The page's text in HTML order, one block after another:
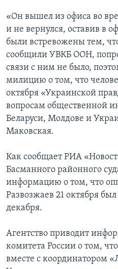
«Он вышел из офиса во
и не вернулся, оставив в
были встревожены тем,
сообщили УВКБ ООН,
связи с ним не было,
милицию о том, что
октября «Украинской
вопросам общественной
Беларуси, Молдове и
Маковская.
Как сообщает РИА
Басманного районного
информацию о том, что
Развозжаев 21 октября
декабря.
Агентство приводит
комитета России о том,
вместе с координатором